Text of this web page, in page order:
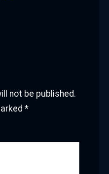
not be published.
*